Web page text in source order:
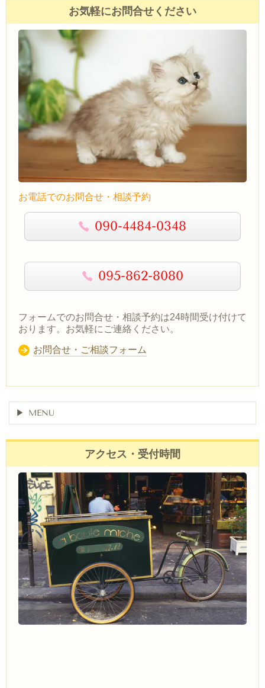
お気軽にお問合せください
お電話でのお問合せ・相談予約
090-4484-0348
095-862-8080
フォームでのお問合せ・相談予約は24時間受け付けて
おります。お気軽にご連絡ください。
お問合せ・ご相談フォーム
MENU
アクセス・受付時間